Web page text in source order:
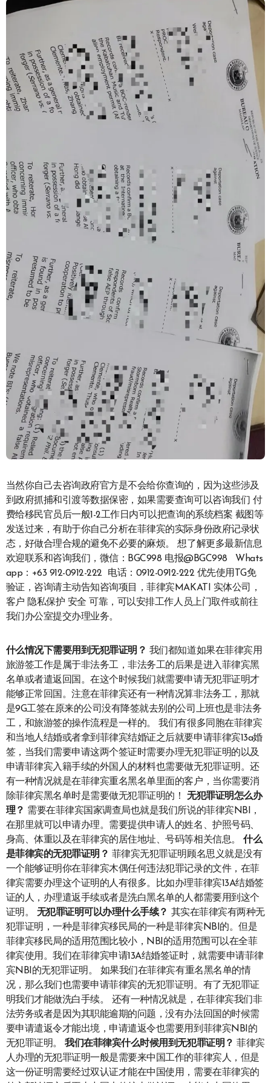
当然你自己去咨询政府官方是不会给你查询的，因为这些涉及
到政府抓捕和引渡等数据保密，如果需要查询可以咨询我们 付
费给移民官员后一般1-2工作日内可以把查询的系统档案 截图等
发送过来，有助于你自己分析在菲律宾的实际身份政府记录状
态，好做合理合规的避免不必要的麻烦。 想了解更多最新信息
欢迎联系和咨询我们，微信：BGC998 电报@BGC998 Whats
app：+63 912-0912-222 电话：0912-0912-222 优先使用TG免
验证，咨询请主动告知咨询项目，菲律宾MAKATI 实体公司，
客户 隐私保护 安全 可靠，可以安排工作人员上门取件或前往
我们办公室提交办理业务。
什么情况下需要用到无犯罪证明？ 我们都知道如果在菲律宾用
旅游签工作是属于非法务工，非法务工的后果是进入菲律宾黑
名单或者遣返回国。在这个时候我们就需要申请无犯罪证明才
能够正常回国。注意在菲律宾还有一种情况算非法务工，那就
是9G工签在原来的公司没有降签就去别的公司上班也是非法务
工，和旅游签的操作流程是一样的。 我们有很多同胞在菲律宾
和当地人结婚或者拿到菲律宾结婚证之后就要申请菲律宾13a婚
签，当我们需要申请这两个签证时需要办理无犯罪证明的以及
申请菲律宾入籍手续的外国人的材料也需要做无犯罪证明。还
有一种情况就是在菲律宾重名黑名单里面的客户，当你需要消
除菲律宾黑名单时是需要做无犯罪证明的！
无犯罪证明怎么办
理？ 需要在菲律宾国家调查局也就是我们所说的菲律宾NBI，
在那里就可以申请办理。需要提供申请人的姓名、护照号码、
身高、体重以及在菲律宾的居住地址、号码等相关信息。
什么
是菲律宾的无犯罪证明？ 菲律宾无犯罪证明顾名思义就是没有
一个能够证明你在菲律宾木偶任何违法犯罪记录的文件，在菲
律宾需要办理这个证明的人有很多。比如办理菲律宾13A结婚签
证的人，办理遣返手续或者是洗白黑名单的人都需要用到这个
证明。
无犯罪证明可以办理什么手续？ 其实在菲律宾有两种无
犯罪证明，一种是菲律宾移民局的一种是菲律宾NBI的。但是
菲律宾移民局的适用范围比较小，NBI的适用范围可以在全菲
律宾使用。我们在菲律宾申请13A结婚签证时，就需要申请菲律
宾NBI的无犯罪证明。 如果我们在菲律宾有重名黑名单的情
况，那么我们也需要申请菲律宾的无犯罪证明。有了无犯罪证
明我们才能做洗白手续。 还有一种情况就是，在菲律宾我们非
法劳务或者是因为其职能逾期的问题，没有办法回国的时候需
要申请遣返令才能出境，申请遣返令也需要用到菲律宾NBI的
无犯罪证明。
我们在菲律宾什么时候用到无犯罪证明？ 菲律宾
人办理的无犯罪证明一般是需要来中国工作的菲律宾人，但是
这一份证明需要经过双认证才能在中国使用，需要在菲律宾的